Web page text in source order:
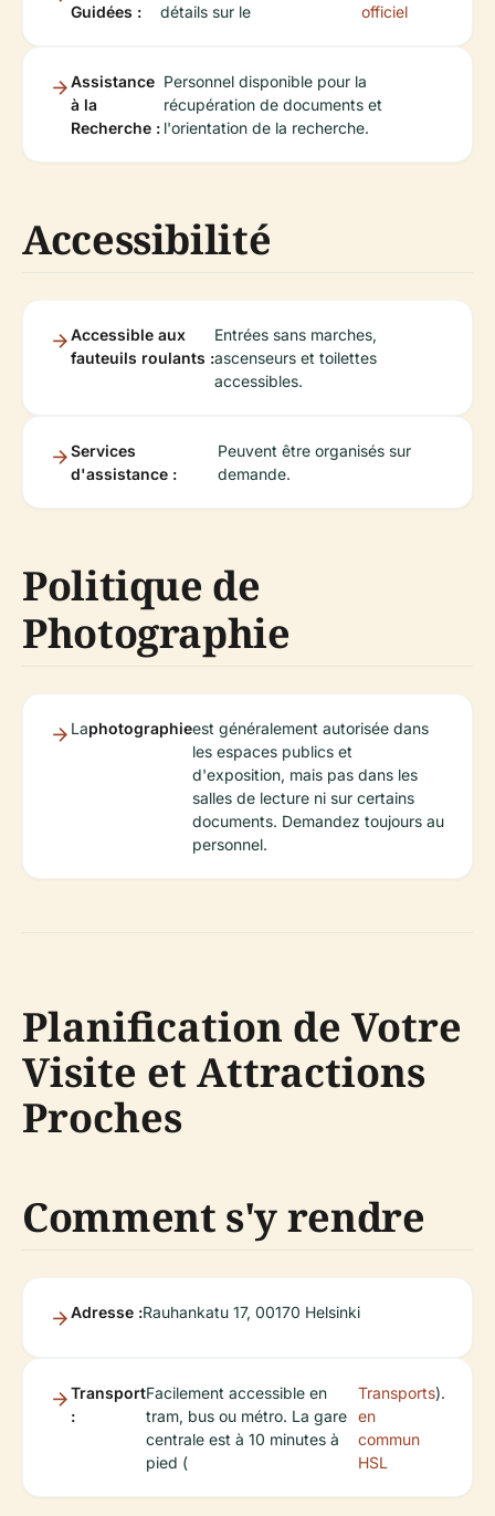
Guidées :
détails sur le
officiel
Assistance
à la
Recherche :
Personnel disponible pour la
récupération de documents et
l'orientation de la recherche.
Accessibilité
Accessible aux
fauteuils roulants :
Entrées sans marches,
ascenseurs et toilettes
accessibles.
Services
d'assistance :
Peuvent être organisés sur
demande.
Politique de
Photographie
Laphotographieest généralement autorisée dans
les espaces publics et
d'exposition, mais pas dans les
salles de lecture ni sur certains
documents. Demandez toujours au
personnel.
Planification de Votre
Visite et Attractions
Proches
Comment s'y rendre
Adresse :Rauhankatu 17, 00170 Helsinki
Transport
:
Facilement accessible en
tram, bus ou métro. La gare
centrale est à 10 minutes à
pied (
Transports
en
commun
HSL
).